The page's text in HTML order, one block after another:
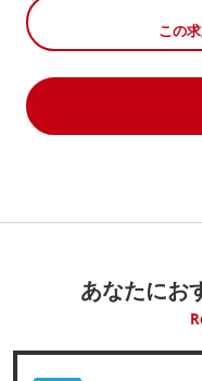
この
あなたにお